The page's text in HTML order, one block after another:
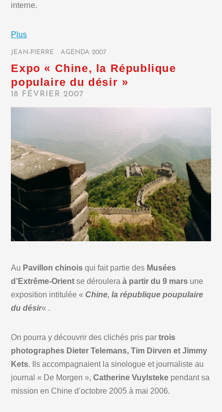
interne.
Plus
JEAN-PIERRE AGENDA 2007
Expo « Chine, la République
populaire du désir »
18 FÉVRIER 2007
Au Pavillon chinois qui fait partie des Musées
d’Extrême-Orient se dérouleraà partir du 9 mars une
exposition intitulée «Chine, la république poupulaire
du désir« .
On pourra y découvrir des clichés pris partrois
photographes Dieter Telemans, Tim Dirven et Jimmy
Kets. Ils accompagnaient la sinologue et journaliste au
journal « De Morgen »,Catherine Vuylsteke pendant sa
mission en Chine d’octobre 2005 à mai 2006.